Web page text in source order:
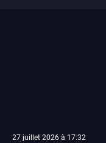
27 juillet 2026 à 17:32